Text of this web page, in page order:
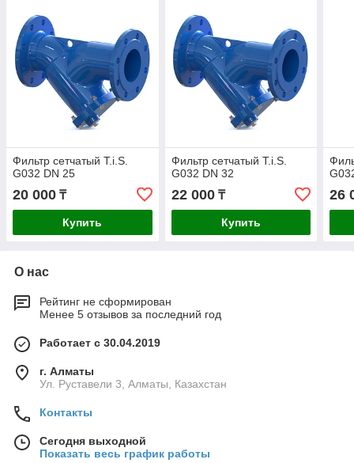
Фильтр сетчатый T.i.S.
G032 DN 25
20 000 ₸
Купить
Фильтр сетчатый T.i.S.
G032 DN 32
22 000₸
Купить
26
О нас
Рейтинг не сформирован
Менее 5 отзывов за последний год
Работает с 30.04.2019
г. Алматы
Ул. Руставели 3, Алматы, Казахстан
Контакты
Сегодня выходной
Показать весь график работы